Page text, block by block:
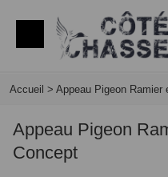
Accueil > Appeau Pigeon Ramier
Appeau Pigeon
Concept